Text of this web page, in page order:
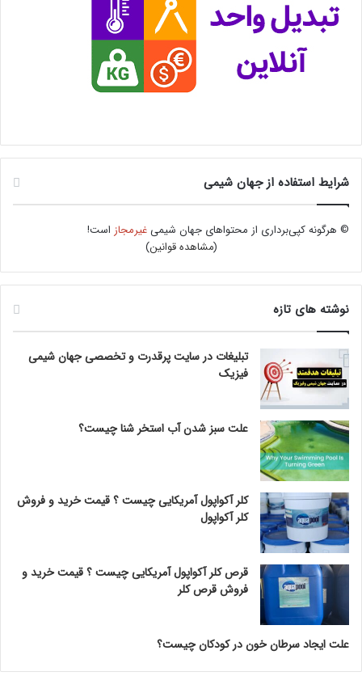
شرایط استفاده از جهان شیمی
© هرگونه کپی‌برداری از محتواهای جهان شیمیغیرمجاز است!
(مشاهده قوانین)
نوشته های تازه
تبلیغات در سایت پرقدرت و تخصصی جهان شیمی
فیزیک
علت سبز شدن آب استخر شنا چیست؟
کلر آکواپول آمریکایی چیست ؟ قیمت خرید و فروش
کلر آکواپول
قرص کلر آکواپول آمریکایی چیست ؟ قیمت خرید و
فروش قرص کلر
علت ایجاد سرطان خون در کودکان چیست؟